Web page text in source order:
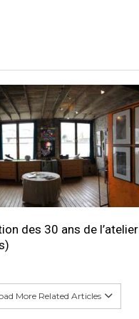
des 30 ans de l’atelier
More Related Articles